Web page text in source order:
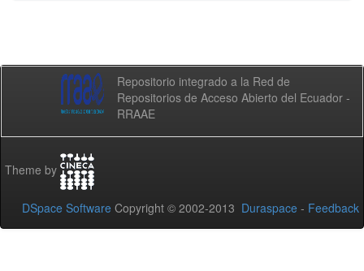
Repositorio integrado a la Red de
Repositorios de Acceso Abierto del Ecuador -
RRAAE
Theme by
DSpace Software Copyright © 2002-2013 Duraspace - Feedback